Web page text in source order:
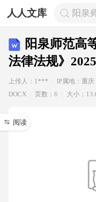
人人文库 阳泉
阳泉师范高
法律法规》
上传人：1*** IP属地：重庆
DOCX
页数：6 大小：
阅读